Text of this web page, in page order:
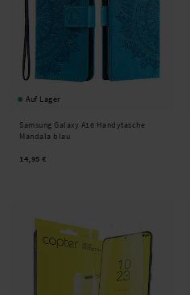
Auf Lager
Samsung Galaxy A16 Handytasche
Mandala blau
14,95 €